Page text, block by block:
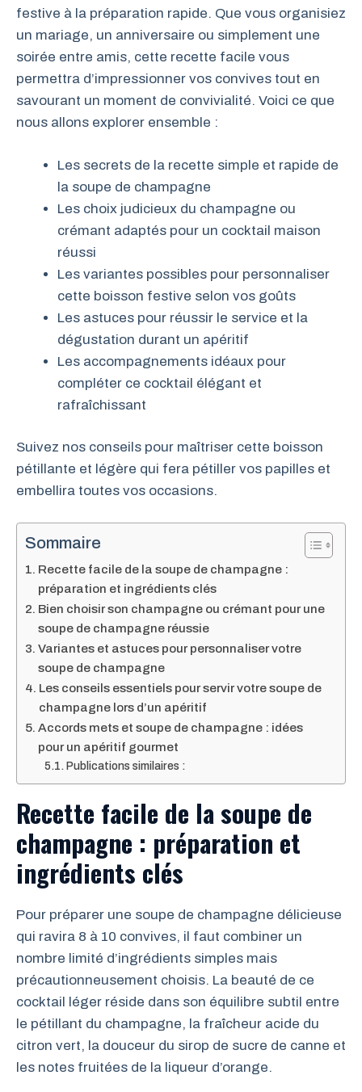
festive à la préparation rapide. Que vous organisiez
un mariage, un anniversaire ou simplement une
soirée entre amis, cette recette facile vous
permettra d’impressionner vos convives tout en
savourant un moment de convivialité. Voici ce que
nous allons explorer ensemble :
Les secrets de la recette simple et rapide de
la soupe de champagne
Les choix judicieux du champagne ou
crémant adaptés pour un cocktail maison
réussi
Les variantes possibles pour personnaliser
cette boisson festive selon vos goûts
Les astuces pour réussir le service et la
dégustation durant un apéritif
Les accompagnements idéaux pour
compléter ce cocktail élégant et
rafraîchissant
Suivez nos conseils pour maîtriser cette boisson
pétillante et légère qui fera pétiller vos papilles et
embellira toutes vos occasions.
Sommaire
Recette facile de la soupe de champagne :
préparation et ingrédients clés
Bien choisir son champagne ou crémant pour une
soupe de champagne réussie
Variantes et astuces pour personnaliser votre
soupe de champagne
Les conseils essentiels pour servir votre soupe de
champagne lors d’un apéritif
Accords mets et soupe de champagne : idées
pour un apéritif gourmet
Publications similaires :
Recette facile de la soupe de
champagne : préparation et
ingrédients clés
Pour préparer une soupe de champagne délicieuse
qui ravira 8 à 10 convives, il faut combiner un
nombre limité d’ingrédients simples mais
précautionneusement choisis. La beauté de ce
cocktail léger réside dans son équilibre subtil entre
le pétillant du champagne, la fraîcheur acide du
citron vert, la douceur du sirop de sucre de canne et
les notes fruitées de la liqueur d’orange.